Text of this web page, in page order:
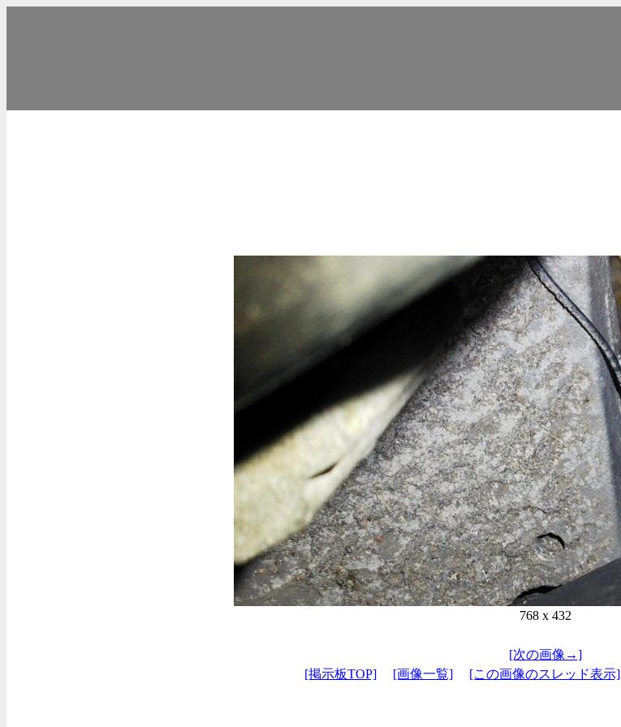
768 x 432
[次の画像→]
[掲示板TOP]
[画像一覧] [この画像のスレッド表示]